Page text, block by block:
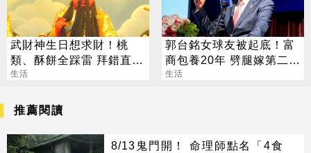
武財神生日想求財！桃
類、酥餅全踩雷 拜錯直接
「輸」掉
生活
郭台銘女球友被起底！富
商包養20年 劈腿嫁第二任
老公
生活
推薦閱讀
8/13鬼門開！ 命理師點名「4食